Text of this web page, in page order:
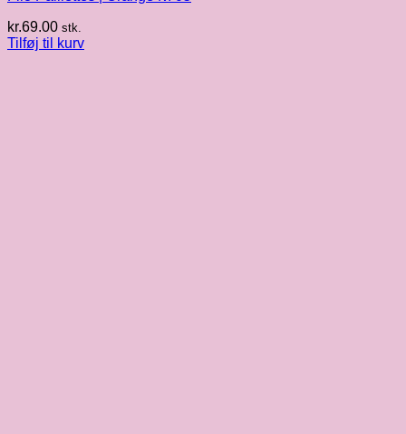
kr.69.00 stk.
Tilføj til kurv